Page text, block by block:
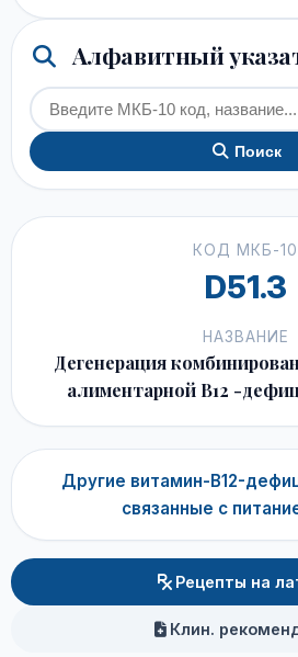
Алфавитный
Поиск
КОД МКБ-10
D51.3
НАЗВАНИЕ
Дегенерация
алиментарной В12 -
Другие витамин-B12-
связанные с
Рецепты на
Клин.